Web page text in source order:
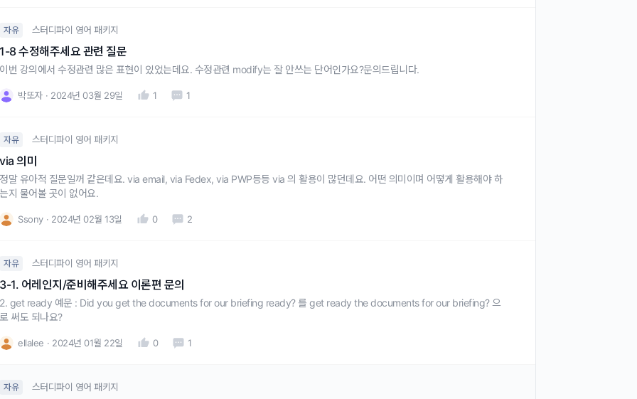
자유 스터디파이 영어 패키지
1-8 수정해주세요 관련 질문
이번 강의에서 수정관련 많은 표현이 있었는데요. 수정관련 modify는 잘 안쓰는 단어인가요?문의드립니다.
박또자 2024년 03월 29일 1 1
자유 스터디파이 영어 패키지
via 의미
정말 유아적 질문일꺼 같은데요. via email, via Fedex, via PWP등등 via 의 활용이 많던데요. 어떤 의미이며 어떻게 활용해야 하
는지 물어볼 곳이 없어요.
Ssony 2024년 02월 13일 0 2
자유 스터디파이 영어 패키지
3-1. 어레인지/준비해주세요 이론편 문의
2. get ready 예문 : Did you get the documents for our briefing ready? 를 get ready the documents for our briefing? 으
로 써도 되나요?
ellalee 2024년 01월 22일 0 1
자유 스터디파이 영어 패키지